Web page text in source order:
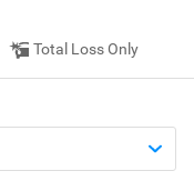
Total Loss Only